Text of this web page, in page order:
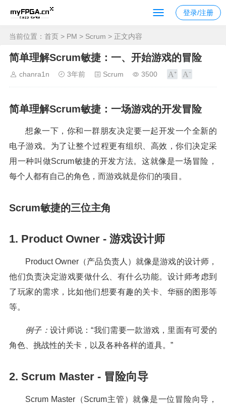
登录/注册
当前位置： 首页 > PM > Scrum > 正文内容
简单理解Scrum敏捷：一、开始游戏的冒险
chanra1n 3年前 Scrum 3500
简单理解Scrum敏捷：一场游戏的开发冒险
想象一下，你和一群朋友决定要一起开发一个全新的
电子游戏。为了让整个过程更有组织、高效，你们决定采
用一种叫做Scrum敏捷的开发方法。这就像是一场冒险，
每个人都有自己的角色，而游戏就是你们的项目。
Scrum敏捷的三位主角
1. Product Owner - 游戏设计师
Product Owner（产品负责人）就像是游戏的设计师，
他们负责决定游戏要做什么、有什么功能。设计师考虑到
了玩家的需求，比如他们想要有趣的关卡、华丽的图形等
等。
例子： 设计师说：“我们需要一款游戏，里面有可爱的
角色、挑战性的关卡，以及各种各样的道具。”
2. Scrum Master - 冒险向导
Scrum Master（Scrum主管）就像是一位冒险向导，